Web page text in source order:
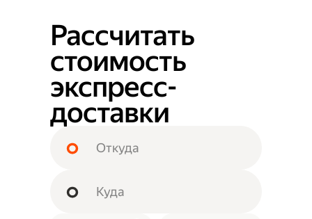
Рассчитать
стоимость
экспресс-
доставки